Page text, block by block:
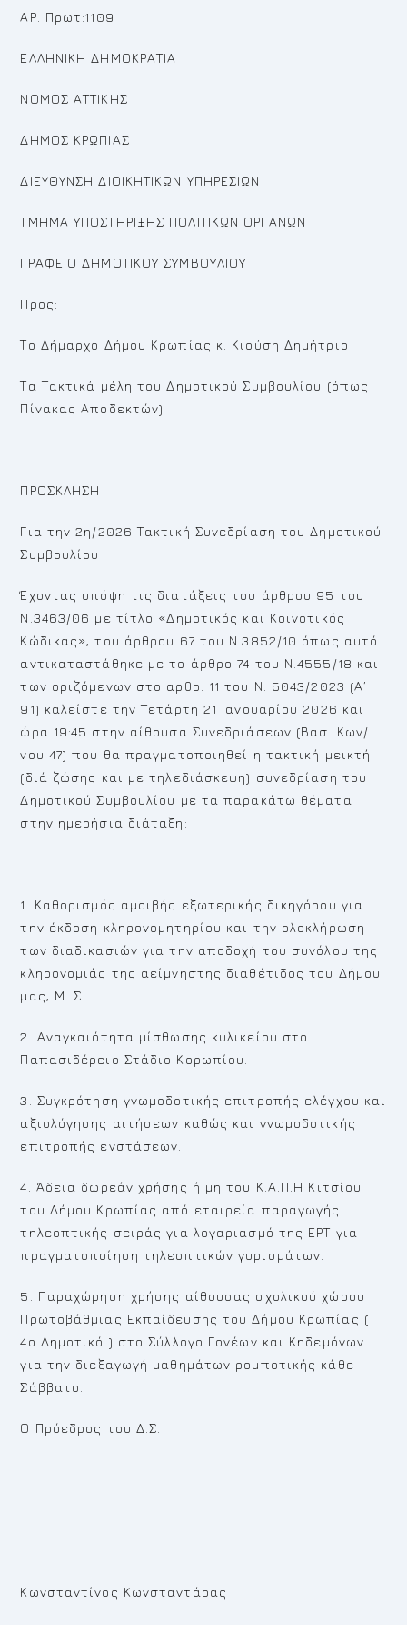
ΑΡ. Πρωτ:1109
ΕΛΛΗΝΙΚΗ ΔΗΜΟΚΡΑΤΙΑ
ΝΟΜΟΣ ΑΤΤΙΚΗΣ
ΔΗΜΟΣ ΚΡΩΠΙΑΣ
ΔΙΕΥΘΥΝΣΗ ΔΙΟΙΚΗΤΙΚΩΝ ΥΠΗΡΕΣΙΩΝ
ΤΜΗΜΑ ΥΠΟΣΤΗΡΙΞΗΣ ΠΟΛΙΤΙΚΩΝ ΟΡΓΑΝΩΝ
ΓΡΑΦΕΙΟ ΔΗΜΟΤΙΚΟΥ ΣΥΜΒΟΥΛΙΟΥ
Προς:
Το Δήμαρχο Δήμου Κρωπίας κ. Κιούση Δημήτριο
Τα Τακτικά μέλη του Δημοτικού Συμβουλίου (όπως
Πίνακας Αποδεκτών)
ΠΡΟΣΚΛΗΣΗ
Για την 2η/2026 Τακτική Συνεδρίαση του Δημοτικού
Συμβουλίου
Έχοντας υπόψη τις διατάξεις του άρθρου 95 του
Ν.3463/06 με τίτλο «Δημοτικός και Κοινοτικός
Κώδικας», του άρθρου 67 του Ν.3852/10 όπως αυτό
αντικαταστάθηκε με το άρθρο 74 του Ν.4555/18 και
των οριζόμενων στο αρθρ. 11 του Ν. 5043/2023 (Α’
91) καλείστε την Τετάρτη 21 Ιανουαρίου 2026 και
ώρα 19:45 στην αίθουσα Συνεδριάσεων (Βασ. Κων/
νου 47) που θα πραγματοποιηθεί η τακτική μεικτή
(διά ζώσης και με τηλεδιάσκεψη) συνεδρίαση του
Δημοτικού Συμβουλίου με τα παρακάτω θέματα
στην ημερήσια διάταξη:
1. Καθορισμός αμοιβής εξωτερικής δικηγόρου για
την έκδοση κληρονομητηρίου και την ολοκλήρωση
των διαδικασιών για την αποδοχή του συνόλου της
κληρονομιάς της αείμνηστης διαθέτιδος του Δήμου
μας, Μ. Σ..
2. Αναγκαιότητα μίσθωσης κυλικείου στο
Παπασιδέρειο Στάδιο Κορωπίου.
3. Συγκρότηση γνωμοδοτικής επιτροπής ελέγχου και
αξιολόγησης αιτήσεων καθώς και γνωμοδοτικής
επιτροπής ενστάσεων.
4. Άδεια δωρεάν χρήσης ή μη του Κ.Α.Π.Η Κιτσίου
του Δήμου Κρωπίας από εταιρεία παραγωγής
τηλεοπτικής σειράς για λογαριασμό της ΕΡΤ για
πραγματοποίηση τηλεοπτικών γυρισμάτων.
5. Παραχώρηση χρήσης αίθουσας σχολικού χώρου
Πρωτοβάθμιας Εκπαίδευσης του Δήμου Κρωπίας (
4ο Δημοτικό ) στο Σύλλογο Γονέων και Κηδεμόνων
για την διεξαγωγή μαθημάτων ρομποτικής κάθε
Σάββατο.
Ο Πρόεδρος του Δ.Σ.
Κωνσταντίνος Κωνσταντάρας